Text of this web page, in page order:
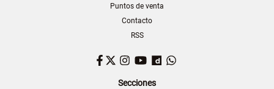
Puntos de venta
Contacto
RSS
Facebook
TwitterInstagram
YouTubeDailymotion
Secciones